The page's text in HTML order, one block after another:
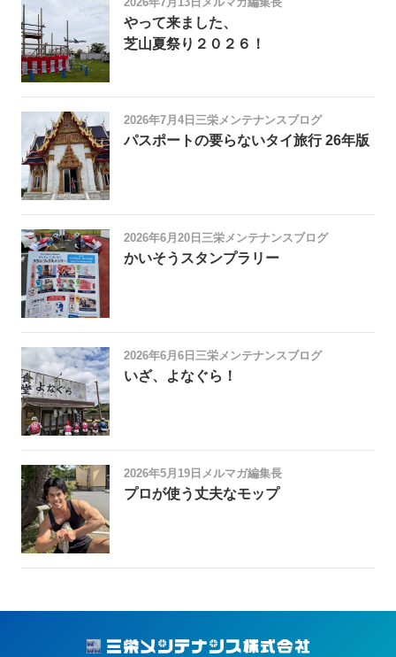
やって来ました、
芝山夏祭り２０２６！
2026年7月4日 三栄メンテナンスブログ
パスポートの要らないタイ旅行 26年版
2026年6月20日 三栄メンテナンスブログ
かいそうスタンプラリー
2026年6月6日 三栄メンテナンスブログ
いざ、よなぐら！
2026年5月19日 メルマガ編集長
プロが使う丈夫なモップ